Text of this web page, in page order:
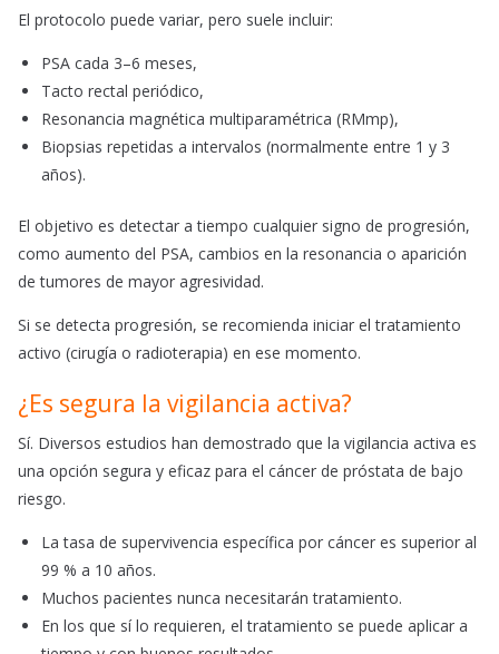
El protocolo puede variar, pero suele incluir:
PSA cada 3–6 meses,
Tacto rectal periódico,
Resonancia magnética multiparamétrica (RMmp),
Biopsias repetidas a intervalos (normalmente entre 1 y 3
años).
El objetivo es detectar a tiempo cualquier signo de progresión,
como aumento del PSA, cambios en la resonancia o aparición
de tumores de mayor agresividad.
Si se detecta progresión, se recomienda iniciar el tratamiento
activo (cirugía o radioterapia) en ese momento.
¿Es segura la vigilancia activa?
Sí. Diversos estudios han demostrado que la vigilancia activa es
una opción segura y eficaz para el cáncer de próstata de bajo
riesgo.
La tasa de supervivencia específica por cáncer es superior al
99 % a 10 años.
Muchos pacientes nunca necesitarán tratamiento.
En los que sí lo requieren, el tratamiento se puede aplicar a